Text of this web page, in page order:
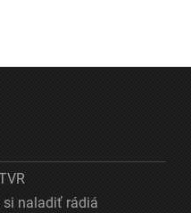
si naladiť rádiá